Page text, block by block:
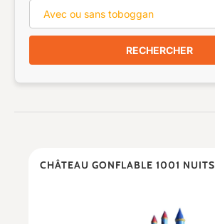
RECHERCHER
CHÂTEAU GONFLABLE 1001 NUITS